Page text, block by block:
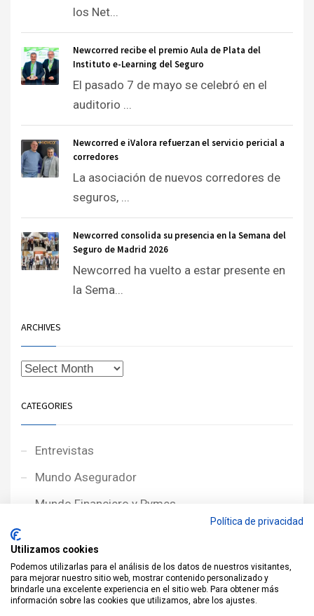
los Net...
Newcorred recibe el premio Aula de Plata del
Instituto e-Learning del Seguro
El pasado 7 de mayo se celebró en el
auditorio ...
Newcorred e iValora refuerzan el servicio pericial a
corredores
La asociación de nuevos corredores de
seguros, ...
Newcorred consolida su presencia en la Semana del
Seguro de Madrid 2026
Newcorred ha vuelto a estar presente en
la Sema...
ARCHIVES
CATEGORIES
Entrevistas
Mundo Asegurador
Mundo Financiero y Pymes
Noticias NewcorRED
Protagonistas
Política de privacidad
Utilizamos cookies
Podemos utilizarlas para el análisis de los datos de nuestros visitantes,
para mejorar nuestro sitio web, mostrar contenido personalizado y
brindarle una excelente experiencia en el sitio web. Para obtener más
información sobre las cookies que utilizamos, abre los ajustes.